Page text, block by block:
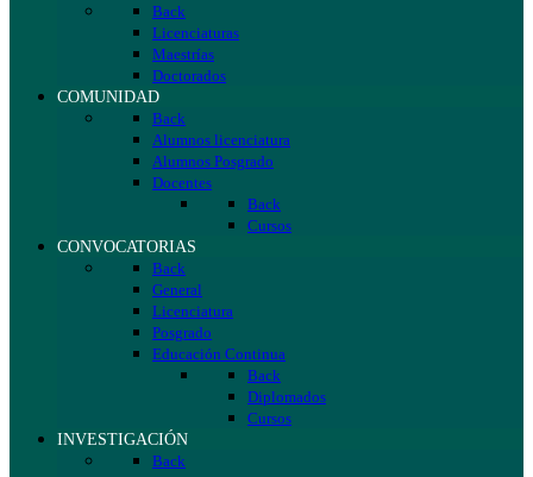
Back
Licenciaturas
Maestrías
Doctorados
COMUNIDAD
Back
Alumnos licenciatura
Alumnos Posgrado
Docentes
Back
Cursos
CONVOCATORIAS
Back
General
Licenciatura
Posgrado
Educación Continua
Back
Diplomados
Cursos
INVESTIGACIÓN
Back